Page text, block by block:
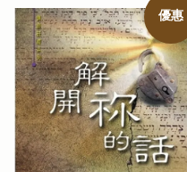
優惠